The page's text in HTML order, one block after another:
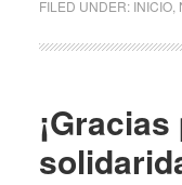
FILED UNDER: INICIO,